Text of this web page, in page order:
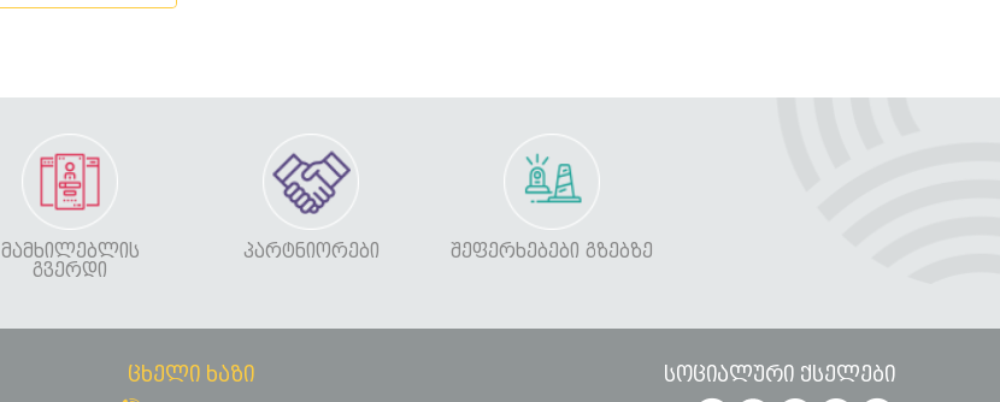
ᲛᲐᲛᲮᲘᲚᲔᲑᲚᲘᲡ
ᲒᲕᲔᲠᲓᲘ
ᲞᲐᲠᲢᲜᲘᲝᲠᲔᲑᲘ ᲨᲔᲤᲔᲠᲮᲔᲑᲔᲑᲘ ᲒᲖᲔᲑᲖᲔ
ცხელი ხაზი
სოციალური ქსელები